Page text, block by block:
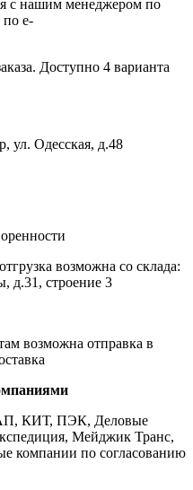
с нашим менеджером по
e-
Доступно 4 варианта
ул. Одесская, д.48
возможна со склада:
д.31, строение 3
возможна отправка в
КИТ, ПЭК, Деловые
Мейджик Транс,
компании по согласованию